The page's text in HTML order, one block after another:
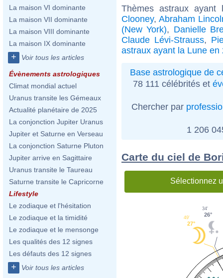
La maison VI dominante
La maison VII dominante
La maison VIII dominante
La maison IX dominante
+ Voir tous les articles
Évènements astrologiques
Climat mondial actuel
Uranus transite les Gémeaux
Actualité planétaire de 2025
La conjonction Jupiter Uranus
Jupiter et Saturne en Verseau
La conjonction Saturne Pluton
Jupiter arrive en Sagittaire
Uranus transite le Taureau
Saturne transite le Capricorne
Lifestyle
Le zodiaque et l'hésitation
Le zodiaque et la timidité
Le zodiaque et le mensonge
Les qualités des 12 signes
Les défauts des 12 signes
+ Voir tous les articles
Thèmes astraux
Clooney, Abraham
(New York), Danielle
Claude Lévi-Strauss,
astraux ayant la Lune en
Base astrologique de
78 111 célébrités et
Chercher par
1 206
Carte du ciel de
Sélectionnez
26°
34'
27°
49'